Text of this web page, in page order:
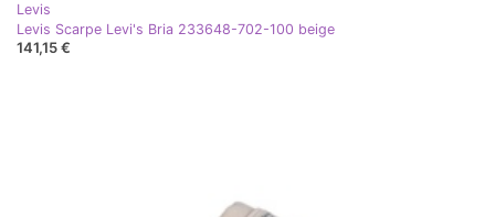
Levis
Levis Scarpe Levi's Bria 233648-702-100 beige
141,15 €